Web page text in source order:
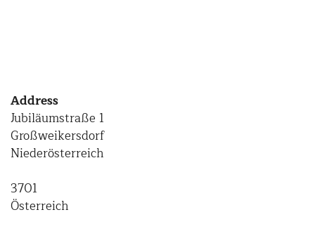
Address
Jubiläumstraße 1
Großweikersdorf
Niederösterreich
3701
Österreich